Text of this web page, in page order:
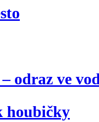
odraz ve
houbičky